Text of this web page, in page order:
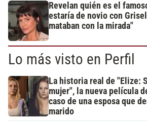
Revelan quién es el
estaría de novio con
mataban con la mirada"
Lo más visto en Perfil
La historia real de "Elize:
mujer", la nueva película
caso de una esposa que
marido